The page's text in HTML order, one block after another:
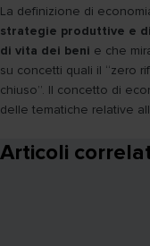
La definizione di
strategie produttive e
di vita dei beni e che
su concetti quali il “zero
chiuso”. Il concetto di
delle tematiche relative
Articoli